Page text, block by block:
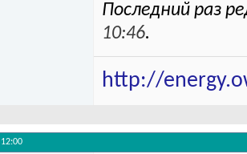
Последний раз
10:46.
http://
12:00